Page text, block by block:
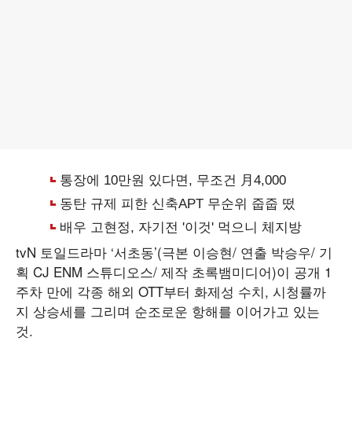
tvN 토일드라마 ‘서초동’(극본 이승현/ 연출 박승우/ 기
획 CJ ENM 스튜디오스/ 제작 초록뱀미디어)이 공개 1
주차 만에 각종 해외 OTT부터 화제성 수치, 시청률까
지 상승세를 그리며 순조로운 항해를 이어가고 있는
것.